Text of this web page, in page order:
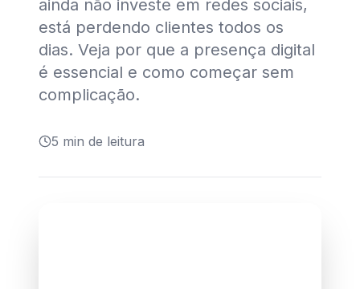
ainda não investe em redes sociais,
está perdendo clientes todos os
dias. Veja por que a presença digital
é essencial e como começar sem
complicação.
5 min de leitura